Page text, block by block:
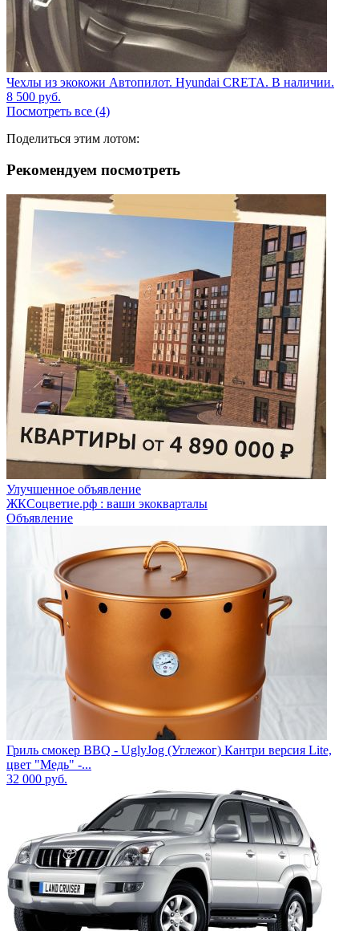
Чехлы из экокожи Автопилот. Hyundai CRETA. В наличии.
8 500 руб.
Посмотреть все (4)
Поделиться этим лотом:
Рекомендуем посмотреть
Улучшенное объявление
ЖКСоцветие.рф : ваши экокварталы
Объявление
Гриль смокер BBQ - UglyJog (Углежог) Кантри версия Lite,
цвет "Медь" -...
32 000 руб.